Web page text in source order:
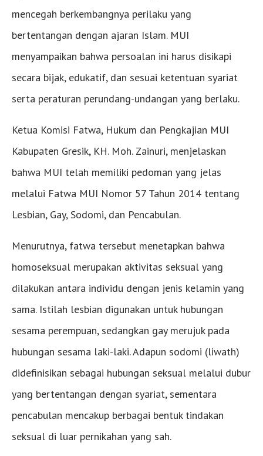
mencegah berkembangnya perilaku yang
bertentangan dengan ajaran Islam. MUI
menyampaikan bahwa persoalan ini harus disikapi
secara bijak, edukatif, dan sesuai ketentuan syariat
serta peraturan perundang-undangan yang berlaku.
Ketua Komisi Fatwa, Hukum dan Pengkajian MUI
Kabupaten Gresik, KH. Moh. Zainuri, menjelaskan
bahwa MUI telah memiliki pedoman yang jelas
melalui Fatwa MUI Nomor 57 Tahun 2014 tentang
Lesbian, Gay, Sodomi, dan Pencabulan.
Menurutnya, fatwa tersebut menetapkan bahwa
homoseksual merupakan aktivitas seksual yang
dilakukan antara individu dengan jenis kelamin yang
sama. Istilah lesbian digunakan untuk hubungan
sesama perempuan, sedangkan gay merujuk pada
hubungan sesama laki-laki. Adapun sodomi (liwath)
didefinisikan sebagai hubungan seksual melalui dubur
yang bertentangan dengan syariat, sementara
pencabulan mencakup berbagai bentuk tindakan
seksual di luar pernikahan yang sah.